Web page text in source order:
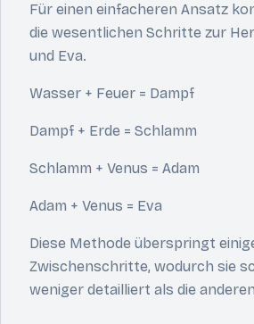
Für einen einfacheren Ansatz
die wesentlichen Schritte zur
und Eva.
Wasser + Feuer = Dampf
Dampf + Erde = Schlamm
Schlamm + Venus = Adam
Adam + Venus = Eva
Diese Methode überspringt
Zwischenschritte, wodurch sie
weniger detailliert als die